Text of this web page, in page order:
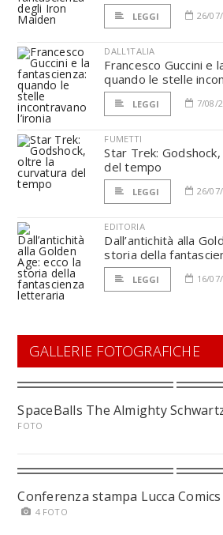
LEGGI 26/
DALL'ITALIA
Francesco Guccini e
quando le stelle
LEGGI 7/08/
FUMETTI
Star Trek:
del tempo
LEGGI 26/
EDITORIA
Dall’antichità alla
storia della
LEGGI 16/
GALLERIE FOTOGRAFICHE
SpaceBalls The Almighty Schwartz
FOTO
Conferenza stampa Lucca
4 FOTO